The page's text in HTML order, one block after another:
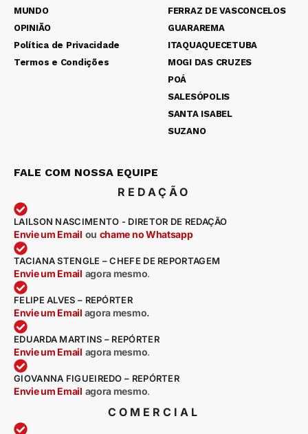
MUNDO
OPINIÃO
Política de Privacidade
Termos e Condições
FERRAZ DE VASCONCELOS
GUARAREMA
ITAQUAQUECETUBA
MOGI DAS CRUZES
POÁ
SALESÓPOLIS
SANTA ISABEL
SUZANO
FALE COM NOSSA EQUIPE
REDAÇÃO
LAILSON NASCIMENTO - DIRETOR DE REDAÇÃO
Envie um Email ou chame no Whatsapp
TACIANA STENGLE – CHEFE DE REPORTAGEM
Envie um Email agora mesmo.
FELIPE ALVES – REPÓRTER
Envie um Email agora mesmo.
EDUARDA MARTINS – REPÓRTER
Envie um Email agora mesmo.
GIOVANNA FIGUEIREDO – REPÓRTER
Envie um Email agora mesmo.
COMERCIAL